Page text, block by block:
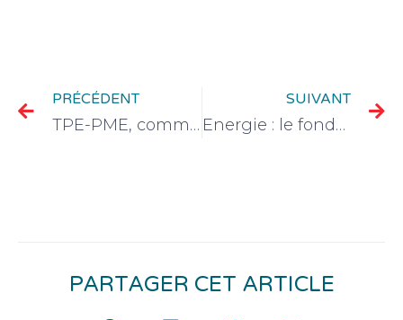
PRÉCÉDENT
TPE-PME, comment recruter efficacement ?
SUIVANT
Energie : le fonds de garantie publique est ouvert
PARTAGER CET ARTICLE